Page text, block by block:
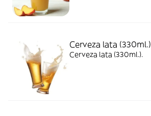
Cerveza lata (330ml.)
Cerveza lata (330ml.).